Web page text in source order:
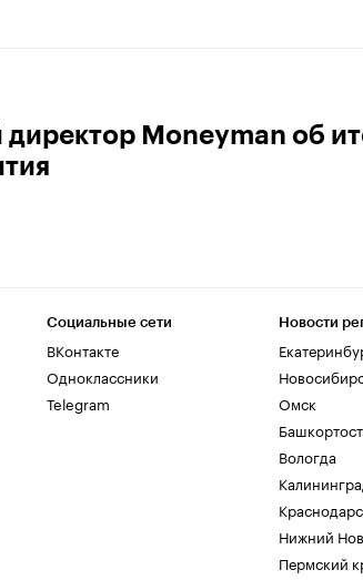
директор Moneyman об
Социальные сети
ВКонтакте
Одноклассники
Telegram
Новости
Омск
Вологда
Нижний
Пермский